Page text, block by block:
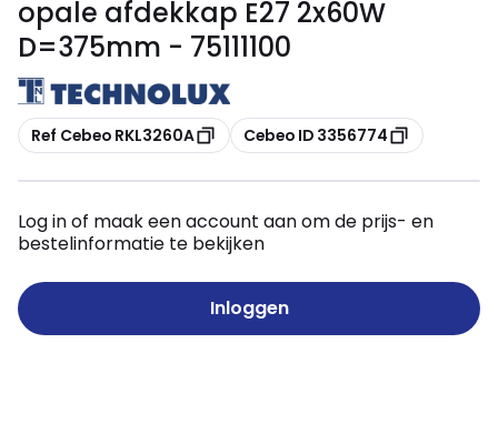
opale afdekkap E27 2x60W
D=375mm - 75111100
Kopiëren
Ref Cebeo RKL3260A Kopiëren
Cebeo ID 3356774
Log in of maak een account aan om de prijs- en
bestelinformatie te bekijken
Inloggen